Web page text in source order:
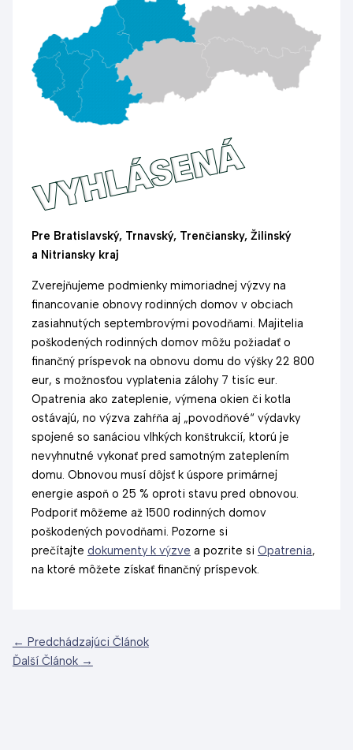
Pre Bratislavský, Trnavský, Trenčiansky, Žilinský
a Nitriansky kraj
Zverejňujeme podmienky mimoriadnej výzvy na
financovanie obnovy rodinných domov v obciach
zasiahnutých septembrovými povodňami. Majitelia
poškodených rodinných domov môžu požiadať o
finančný príspevok na obnovu domu do výšky 22 800
eur, s možnosťou vyplatenia zálohy 7 tisíc eur.
Opatrenia ako zateplenie, výmena okien či kotla
ostávajú, no výzva zahŕňa aj „povodňové“ výdavky
spojené so sanáciou vlhkých konštrukcií, ktorú je
nevyhnutné vykonať pred samotným zateplením
domu. Obnovou musí dôjsť k úspore primárnej
energie aspoň o 25 % oproti stavu pred obnovou.
Podporiť môžeme až 1500 rodinných domov
poškodených povodňami. Pozorne si
prečítajte dokumenty k výzve a pozrite si Opatrenia,
na ktoré môžete získať finančný príspevok.
← Predchádzajúci Článok
Ďalší Článok →